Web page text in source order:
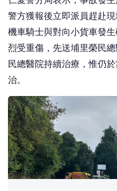
仁愛警分局表示，事故發
警方獲報後立即派員趕赴
機車騎士與對向小貨車發
烈受重傷，先送埔里榮民總
民總醫院持續治療，惟仍於
治。